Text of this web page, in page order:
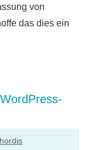
von
das dies ein